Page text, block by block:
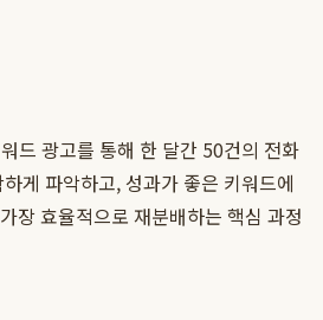
드 광고를 통해 한 달간 50건의 전화
게 파악하고, 성과가 좋은 키워드에
장 효율적으로 재분배하는 핵심 과정